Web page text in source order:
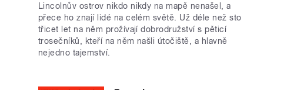
Lincolnův ostrov nikdo nikdy na mapě nenašel, a
přece ho znají lidé na celém světě. Už déle než sto
třicet let na něm prožívají dobrodružství s pěticí
trosečníků, kteří na něm našli útočiště, a hlavně
nejedno tajemství.